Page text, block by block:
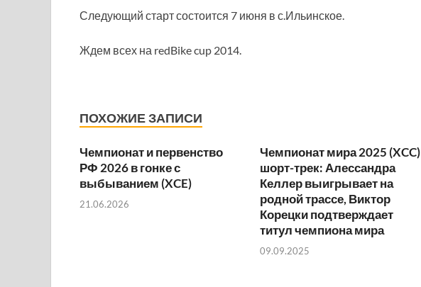
Следующий старт состоится 7 июня в с.Ильинское.
Ждем всех на redBike cup 2014.
ПОХОЖИЕ ЗАПИСИ
Чемпионат и первенство
РФ 2026 в гонке с
выбыванием (XCE)
21.06.2026
Чемпионат мира 2025 (XCC)
шорт-трек: Алессандра
Келлер выигрывает на
родной трассе, Виктор
Корецки подтверждает
титул чемпиона мира
09.09.2025